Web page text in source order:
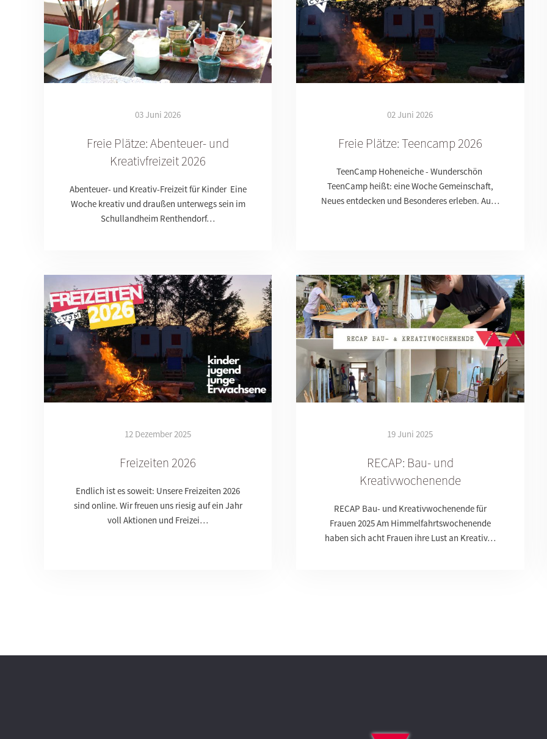
03 Juni 2026
Freie Plätze: Abenteuer- und
Kreativfreizeit 2026
Abenteuer- und Kreativ-Freizeit für Kinder Eine
Woche kreativ und draußen unterwegs sein im
Schullandheim Renthendorf…
02 Juni 2026
Freie Plätze: Teencamp 2026
TeenCamp Hoheneiche - Wunderschön
TeenCamp heißt: eine Woche Gemeinschaft,
Neues entdecken und Besonderes erleben. Au…
12 Dezember 2025
Freizeiten 2026
Endlich ist es soweit: Unsere Freizeiten 2026
sind online. Wir freuen uns riesig auf ein Jahr
voll Aktionen und Freizei…
19 Juni 2025
RECAP: Bau- und
Kreativwochenende
RECAP Bau- und Kreativwochenende für
Frauen 2025 Am Himmelfahrtswochenende
haben sich acht Frauen ihre Lust an Kreativ…